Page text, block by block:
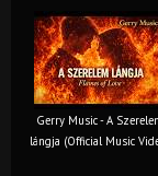
Gerry Music - A
lángja (Official Music